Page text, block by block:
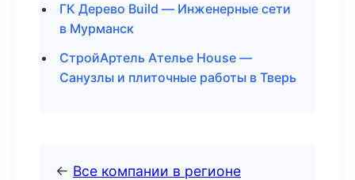
ГК Дерево Build — Инженерные сети
в Мурманск
СтройАртель Ателье House —
Санузлы и плиточные работы в Тверь
← Все компании в регионе